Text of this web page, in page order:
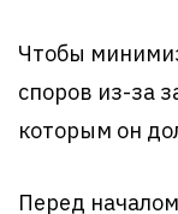
Чтобы
споров из-за
которым он
Перед